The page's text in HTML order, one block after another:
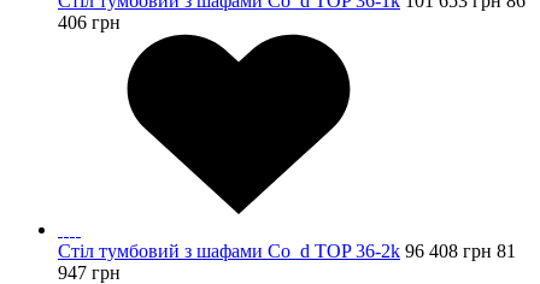
406 грн
Стіл тумбовий з шафами Co_d TOP 36-2k 96 408 грн 81
947 грн